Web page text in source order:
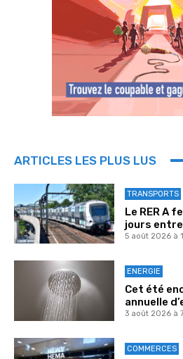
ARTICLES LES PLUS LUS
TRANSPORTS
Le RER A
jours entre
5 août 2026 à
ENERGIE
Cet été
annuelle
3 août 2026 à
COMMERCES